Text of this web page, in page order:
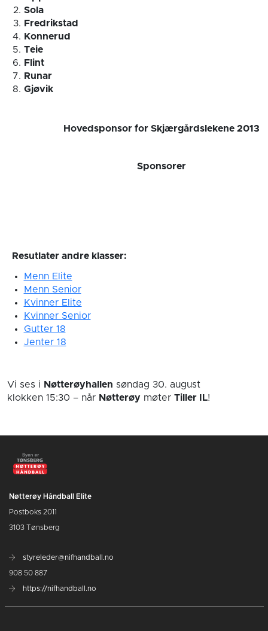
Sola
Fredrikstad
Konnerud
Teie
Flint
Runar
Gjøvik
Hovedsponsor for Skjærgårdslekene 2013
Sponsorer
Resutlater andre klasser:
Menn Elite
Menn Senior
Kvinner Elite
Kvinner Senior
Gutter 18
Jenter 18
Vi ses i Nøtterøyhallen søndag 30. august
klokken 15:30 – når Nøtterøy møter Tiller IL!
Nøtterøy Håndball Elite
Postboks 2011
3103 Tønsberg
styreleder@nifhandball.no
908 50 887
https://nifhandball.no